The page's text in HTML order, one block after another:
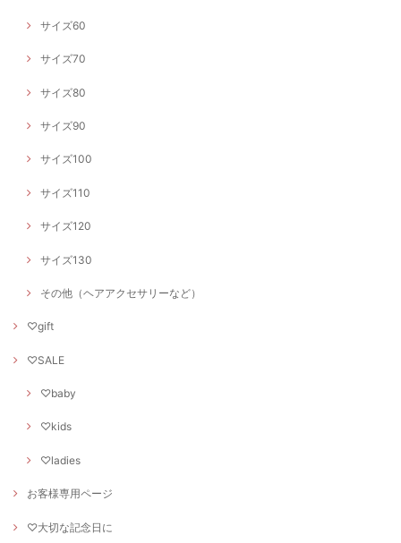
サイズ60
サイズ70
サイズ80
サイズ90
サイズ100
サイズ110
サイズ120
サイズ130
その他（ヘアアクセサリーなど）
♡gift
♡SALE
♡baby
♡kids
♡ladies
お客様専用ページ
♡大切な記念日に